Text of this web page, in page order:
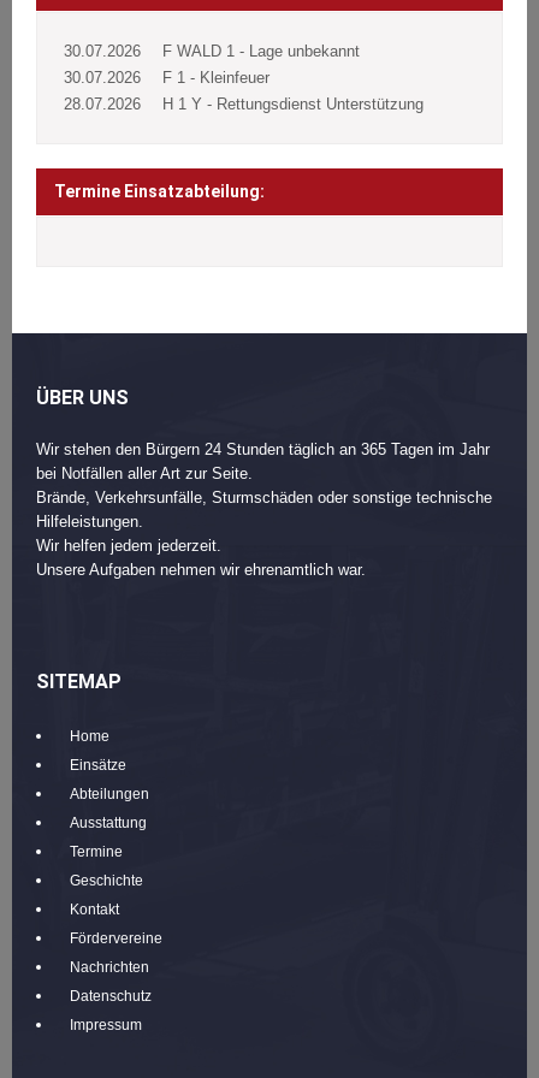
30.07.2026
F WALD 1 - Lage unbekannt
30.07.2026
F 1 - Kleinfeuer
28.07.2026
H 1 Y - Rettungsdienst Unterstützung
Termine Einsatzabteilung:
ÜBER UNS
Wir stehen den Bürgern 24 Stunden täglich an 365 Tagen im Jahr
bei Notfällen aller Art zur Seite.
Brände, Verkehrsunfälle, Sturmschäden oder sonstige technische
Hilfeleistungen.
Wir helfen jedem jederzeit.
Unsere Aufgaben nehmen wir ehrenamtlich war.
SITEMAP
Home
Einsätze
Abteilungen
Ausstattung
Termine
Geschichte
Kontakt
Fördervereine
Nachrichten
Datenschutz
Impressum